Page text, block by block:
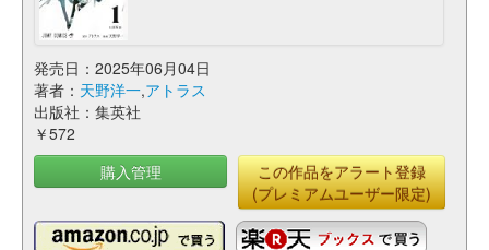
発売日：2025年06月04日
著者： 天野洋一,アトラス
出版社：集英社
￥572
購入管理
この作品をアラート登録
(プレミアムユーザー限定)